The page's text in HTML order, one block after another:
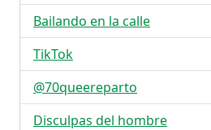
Bailando en la calle
TikTok
@70queereparto
Disculpas del hombre